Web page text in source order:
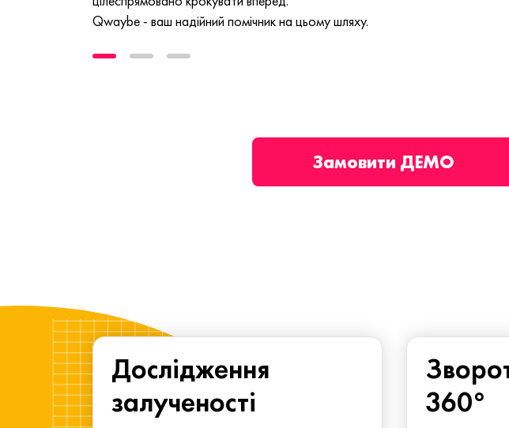
Qwaybe - ваш надійний помічник на цьому шляху.
Замовити ДЕМО
Дослідження
залученості
360°